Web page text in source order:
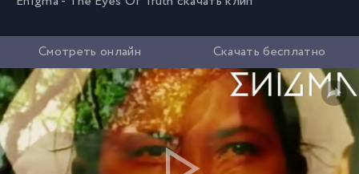
Смотреть онлайн Скачать бесплатно